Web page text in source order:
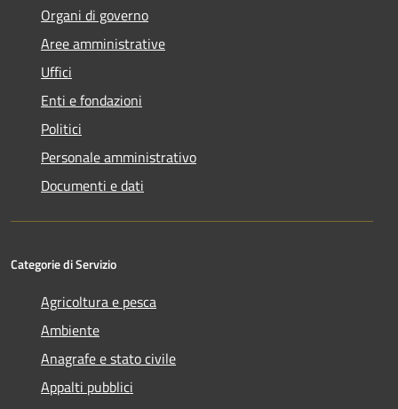
Organi di governo
Aree amministrative
Uffici
Enti e fondazioni
Politici
Personale amministrativo
Documenti e dati
Categorie di Servizio
Agricoltura e pesca
Ambiente
Anagrafe e stato civile
Appalti pubblici